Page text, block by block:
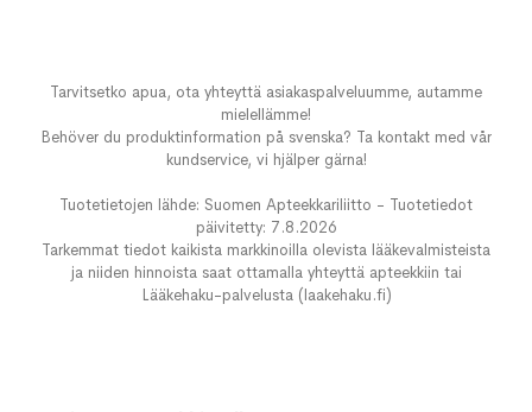
Tarvitsetko apua, ota yhteyttä asiakaspalveluumme, autamme
mielellämme!
Behöver du produktinformation på svenska? Ta kontakt med vår
kundservice, vi hjälper gärna!
Tuotetietojen lähde: Suomen Apteekkariliitto - Tuotetiedot
päivitetty: 7.8.2026
Tarkemmat tiedot kaikista markkinoilla olevista lääkevalmisteista
ja niiden hinnoista saat ottamalla yhteyttä apteekkiin tai
Lääkehaku-palvelusta (laakehaku.fi)